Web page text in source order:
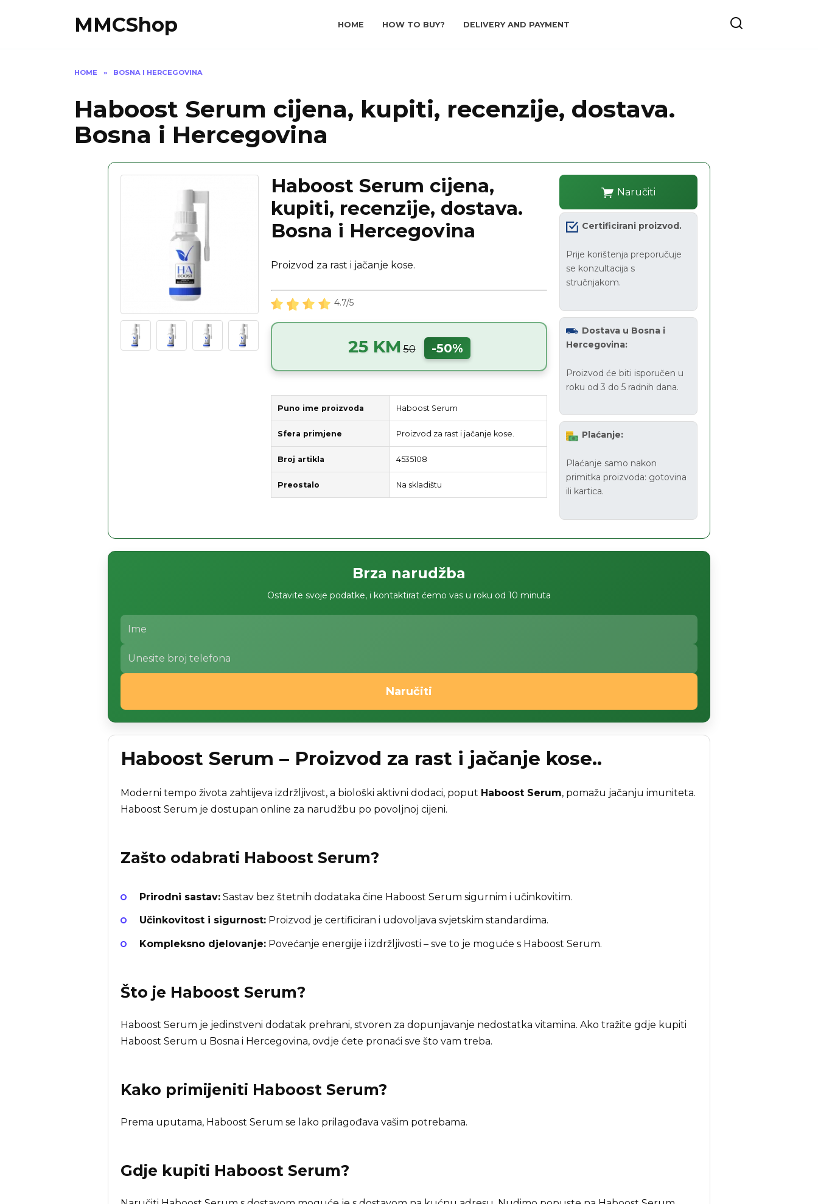
MMCShop HOME HOW TO BUY? DELIVERY AND PAYMENT
HOME » BOSNA I HERCEGOVINA
Haboost Serum cijena, kupiti, recenzije, dostava.
Bosna i Hercegovina
Haboost Serum cijena,
kupiti, recenzije, dostava.
Bosna i Hercegovina
Proizvod za rast i jačanje kose.
4.7/5
25 KM 50 -50%
Puno ime proizvoda Haboost Serum
Sfera primjene Proizvod za rast i jačanje kose.
Broj artikla 4535108
Preostalo Na skladištu
Naručiti
Certificirani proizvod.
Prije korištenja preporučuje
se konzultacija s
stručnjakom.
Dostava u Bosna i
Hercegovina:
Proizvod će biti isporučen u
roku od 3 do 5 radnih dana.
Plaćanje:
Plaćanje samo nakon
primitka proizvoda: gotovina
ili kartica.
Brza narudžba
Ostavite svoje podatke, i kontaktirat ćemo vas u roku od 10 minuta
Naručiti
Haboost Serum – Proizvod za rast i jačanje kose..
Moderni tempo života zahtijeva izdržljivost, a biološki aktivni dodaci, poput Haboost Serum, pomažu jačanju imuniteta.
Haboost Serum je dostupan online za narudžbu po povoljnoj cijeni.
Zašto odabrati Haboost Serum?
Prirodni sastav:Sastav bez štetnih dodataka čine Haboost Serum sigurnim i učinkovitim.
Učinkovitost i sigurnost:Proizvod je certificiran i udovoljava svjetskim standardima.
Kompleksno djelovanje:Povećanje energije i izdržljivosti – sve to je moguće s Haboost Serum.
Što je Haboost Serum?
Haboost Serum je jedinstveni dodatak prehrani, stvoren za dopunjavanje nedostatka vitamina. Ako tražite gdje kupiti
Haboost Serum u Bosna i Hercegovina, ovdje ćete pronaći sve što vam treba.
Kako primijeniti Haboost Serum?
Prema uputama, Haboost Serum se lako prilagođava vašim potrebama.
Gdje kupiti Haboost Serum?